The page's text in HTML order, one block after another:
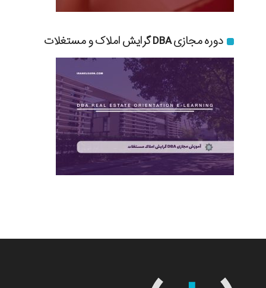
دوره مجازی DBA گرایش املاک و مستغلات